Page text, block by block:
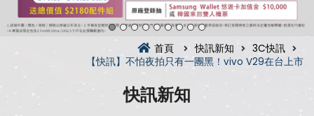
首頁 快訊新知
3C快訊
【快訊】不怕夜拍只有一團黑！vivo V29在台上市
快訊新知